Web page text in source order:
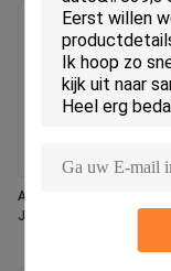
Aeropak 330 ml Aerosol
Jasmijn Geur Air